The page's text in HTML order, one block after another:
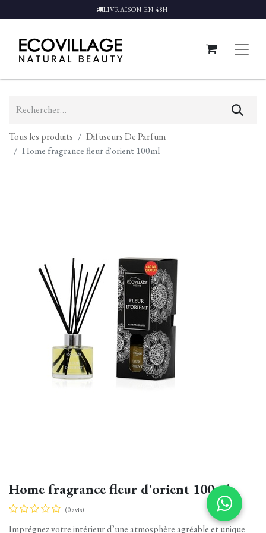
LIVRAISON EN 48H
Tous les produits
Difuseurs De Parfum
Home fragrance fleur d'orient 100ml
Home fragrance fleur d'orient 100ml
(0 avis)
Imprégnez votre intérieur d’une atmosphère agréable et unique